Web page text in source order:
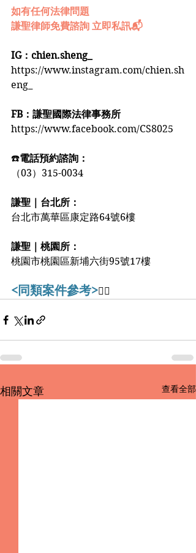
如有任何法律問題
謙聖律師免費諮詢 立即私訊📬
IG：chien.sheng_
https://www.instagram.com/chien.sh
eng_
FB：謙聖國際法律事務所
https://www.facebook.com/CS8025
☎️電話預約諮詢：
（03）315-0034
謙聖｜台北所：
台北市萬華區康定路64號6樓
謙聖｜桃園所：
桃園市桃園區新埔六街95號17樓
<同類案件參考>👇🏻
相關文章 查看全部